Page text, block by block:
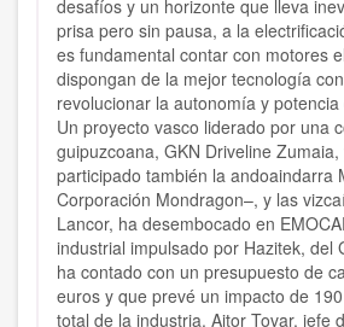
desafíos y un horizonte que lleva
prisa pero sin pausa, a la
es fundamental contar con motores
dispongan de la mejor tecnología
revolucionar la autonomía y
Un proyecto vasco liderado por una
guipuzcoana, GKN Driveline
participado también la andoaindarra
Corporación Mondragon–, y las
Lancor, ha desembocado en
industrial impulsado por Hazitek, del
ha contado con un presupuesto de
euros y que prevé un impacto de
total de la industria. Aitor Tovar, jefe